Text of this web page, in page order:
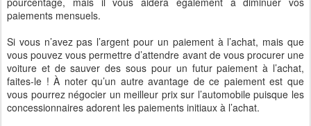
paiements mensuels.
Si vous n’avez pas l’argent pour un paiement à l’achat, mais que
vous pouvez vous permettre d’attendre avant de vous procurer une
voiture et de sauver des sous pour un futur paiement à l’achat,
faites-le ! À noter qu’un autre avantage de ce paiement est que
vous pourrez négocier un meilleur prix sur l’automobile puisque les
concessionnaires adorent les paiements initiaux à l’achat.